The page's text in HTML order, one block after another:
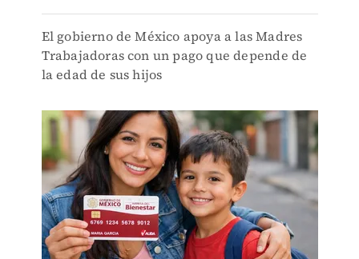
El gobierno de México apoya a las Madres
Trabajadoras con un pago que depende de
la edad de sus hijos